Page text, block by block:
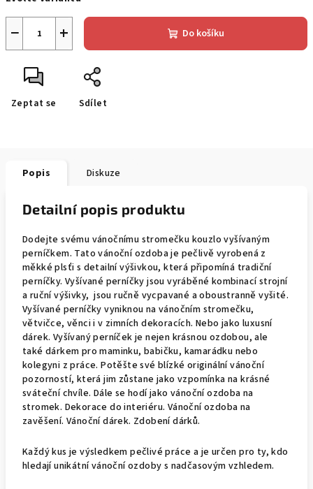
+
− Do košíku
Zeptat se Sdílet
Popis Diskuze
Detailní popis produktu
Dodejte svému vánočnímu stromečku kouzlo vyšívaným
perníčkem. Tato vánoční ozdoba je pečlivě vyrobená z
měkké plsťi s detailní výšivkou, která připomíná tradiční
perníčky. Vyšívané perníčky jsou vyráběné kombinací strojní
a ruční výšivky, jsou ručně vycpavané a oboustranně vyšité.
Vyšívané perníčky vyniknou na vánočním stromečku,
větvičce, věnci i v zimních dekoracích. Nebo jako luxusní
dárek. Vyšívaný perníček je nejen krásnou ozdobou, ale
také dárkem pro maminku, babičku, kamarádku nebo
kolegyni z práce. Potěšte své blízké originální vánoční
pozorností, která jim zůstane jako vzpomínka na krásné
sváteční chvíle. Dále se hodí jako vánoční ozdoba na
stromek. Dekorace do interiéru. Vánoční ozdoba na
zavěšení. Vánoční dárek. Zdobení dárků.
Každý kus je výsledkem pečlivé práce a je určen pro ty, kdo
hledají unikátní vánoční ozdoby s nadčasovým vzhledem.